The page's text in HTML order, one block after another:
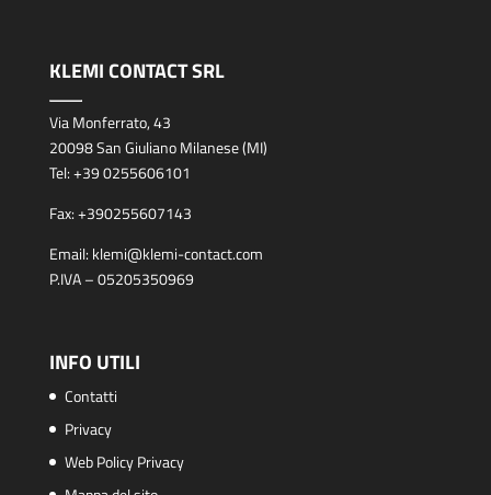
KLEMI CONTACT SRL
Via Monferrato, 43
20098 San Giuliano Milanese (MI)
Tel:+39 0255606101
Fax:+390255607143
Email: klemi@klemi-contact.com
P.IVA – 05205350969
INFO UTILI
Contatti
Privacy
Web Policy Privacy